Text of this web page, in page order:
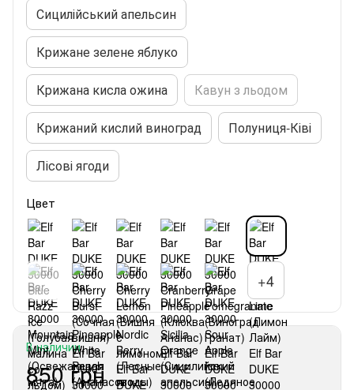
Сицилійський апельсин
Крижане зелене яблуко
Крижана кисла ожина Кавун з льодом
Крижаний кислий виноград Полуниця-Ківі
Лісові ягоди
Цвет
+4
В наличии
850 грн